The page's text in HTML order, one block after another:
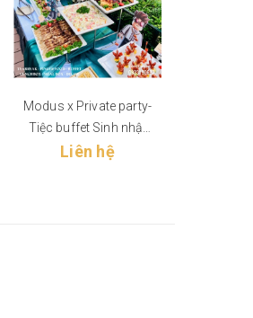
Modus x Private party-
Tiệc buffet Sinh nhật
Roblox
Liên hệ